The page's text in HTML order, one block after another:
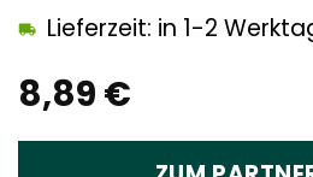
8,89 €
Lieferzeit: in 1-2